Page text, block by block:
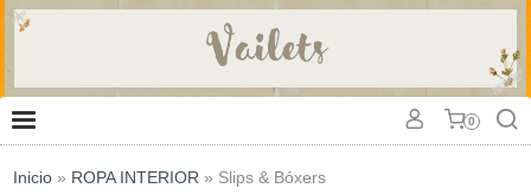
0
Inicio » ROPA INTERIOR » Slips & Bóxers